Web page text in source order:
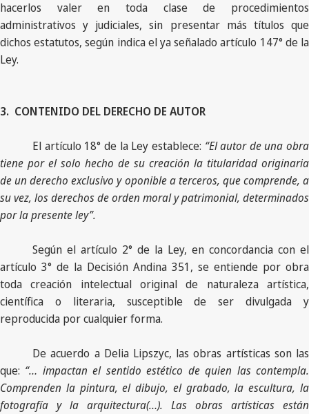
hacerlos valer en toda clase de procedimientos
administrativos y judiciales, sin presentar más títulos que
dichos estatutos, según indica el ya señalado artículo 147° de la
Ley.
3. CONTENIDO DEL DERECHO DE AUTOR
El artículo 18° de la Ley establece: “El autor de una obra
tiene por el solo hecho de su creación la titularidad originaria
de un derecho exclusivo y oponible a terceros, que comprende, a
su vez, los derechos de orden moral y patrimonial, determinados
por la presente ley”.
Según el artículo 2° de la Ley, en concordancia con el
artículo 3° de la Decisión Andina 351, se entiende por obra
toda creación intelectual original de naturaleza artística,
científica o literaria, susceptible de ser divulgada y
reproducida por cualquier forma.
De acuerdo a Delia Lipszyc, las obras artísticas son las
que: “… impactan el sentido estético de quien las contempla.
Comprenden la pintura, el dibujo, el grabado, la escultura, la
fotografía y la arquitectura(…). Las obras artísticas están